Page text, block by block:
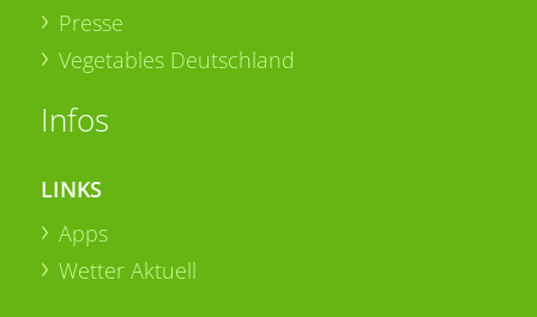
Presse
Vegetables Deutschland
Infos
LINKS
Apps
Wetter Aktuell